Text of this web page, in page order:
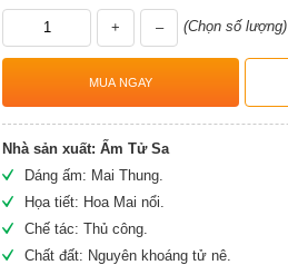
+ – (Chọn số lượng)
Nhà sản xuất: Ấm Tử Sa
Dáng ấm: Mai Thung.
Họa tiết: Hoa Mai nổi.
Chế tác: Thủ công.
Chất đất: Nguyên khoáng tử nê.